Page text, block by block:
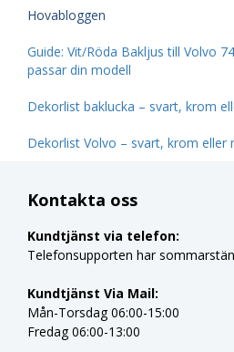
Hovabloggen
Guide: Vit/Röda Bakljus till Volvo
passar din modell
Dekorlist baklucka – svart, krom
Dekorlist Volvo – svart, krom eller
Kontakta oss
Kundtjänst via telefon:
Telefonsupporten har
Kundtjänst Via Mail:
Mån-Torsdag 06:00-15:00
Fredag 06:00-13:00